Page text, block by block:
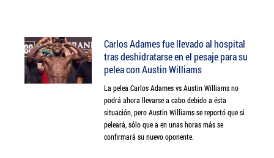
Carlos Adames fue llevado al hospital
tras deshidratarse en el pesaje para su
pelea con Austin Williams
La pelea Carlos Adames vs Austin Williams no
podrá ahora llevarse a cabo debido a ésta
situación, pero Austin Williams se reportó que si
peleará, sólo que a en unas horas más se
confirmará su nuevo oponente.